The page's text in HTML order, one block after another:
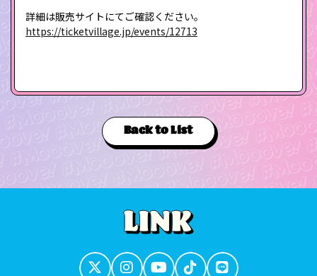
詳細は販売サイトにてご確認ください。
https://ticketvillage.jp/events/12713
Back to List